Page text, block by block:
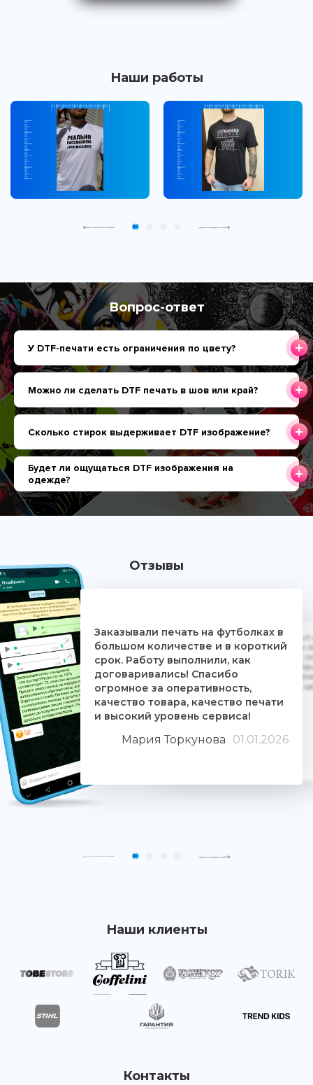
Наши работы
Вопрос-ответ
У DTF-печати есть ограничения по цвету?
Можно ли сделать DTF печать в шов или край?
Сколько стирок выдерживает DTF изображение?
Будет ли ощущаться DTF изображения на
одежде?
Отзывы
Заказывали печать на футболках в
большом количестве и в короткий
срок. Работу выполнили, как
договаривались! Спасибо
огромное за оперативность,
качество товара, качество печати
и высокий уровень сервиса!
Мария Торкунова 01.01.2026
Дочке на 18-летие решили заказать
ребятам. Времени было всего сутки.
взялись за работу, сделали макеты,
Огромное им спасибо. Дочка была
знают свое дело и отдаются ему
людьми. Качество печати
Наши клиенты
Контакты